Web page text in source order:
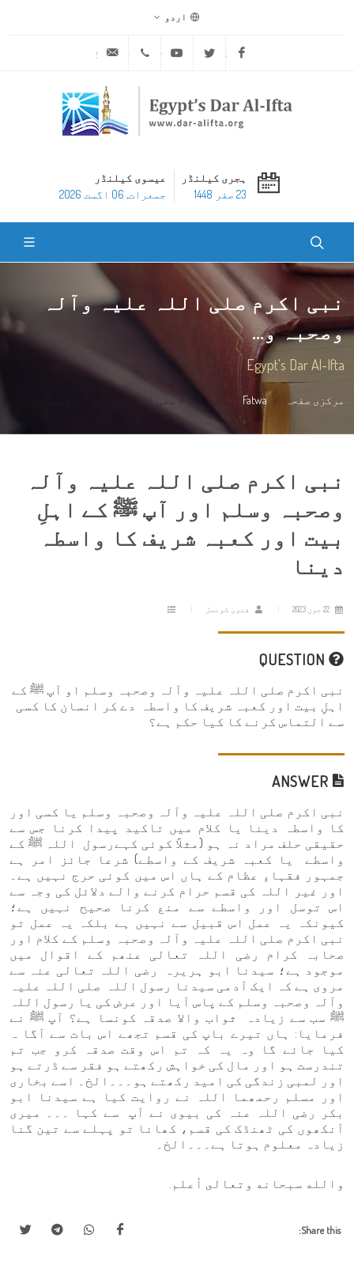
اردو
Facebook
Twitter
Youtube
ہجری کیلنڈر
23 صفر 1448
عیسوی کیلنڈر
جمعرات, 06 اگست 2026
نبی اکرم صلی اللہ علیہ وآلہ
وصحبہ و...
Egypt's Dar Al-Ifta
مرکزی صفحہ Fatwa نبی اکرم صلی اللہ علیہ وآلہ وصحبہ و...
نبی اکرم صلی اللہ علیہ وآلہ
وصحبہ وسلم اور آپ ﷺ کے اہلِ
بیت اور کعبہ شریف کا واسطہ
دینا
فتویٰ کونسل
نبی اکرم صلی اللہ علیہ وآلہ وصحبہ وسلم او آپ ﷺ کے
اہلِ بیت اور کعبہ شریف کا واسطہ دے کر انسان کا کسی
سے التماس کرنے کا کیا حکم ہے؟
نبی اکرم صلی اللہ علیہ وآلہ وصحبہ وسلم یا کسی اور
کا واسطہ دینا یا کلام میں تاکید پیدا کرنا جس سے
حقیقی حلف مراد نہ ہو (مثلاً کوئی کہےرسول اللہ ﷺ کے
واسطے یا کعبہ شریف کے واسطے) شرعا جائز امر ہے
جمہور فقہاءِ عظام کے ہاں اس میں کوئی حرج نہیں ہے۔
اور غیر اللہ کی قسم حرام کرنے والے دلائل کی وجہ سے
اس توسل اور واسطے سے منع کرنا صحیح نہیں ہے؛
کیونکہ یہ عمل اس قبیل سے نہیں ہے بلکہ یہ عمل تو
نبی اکرم صلی اللہ علیہ وآلہ وصحبہ وسلم کے کلام اور
صحابہ کرام رضی اللہ تعالی عنھم کے اقوال میں
موجود ہے؛ سیدنا ابو ہریرہ رضی اللہ تعالی عنہ سے
مروی ہے کہ ایک آدمی سیدنا رسول اللہ صلی اللہ علیہ
وآلہ وصحبہ وسلم کے پاس آیا اور عرض کی یا رسول اللہ
ﷺ سب سے زیادہ ثواب والا صدقہ کونسا ہے؟ آپ ﷺ نے
فرمایا: ہاں تیرے باپ کی قسم تجھے اس بات سے آگا ہ
کیا جائے گا وہ یہ کہ تم اس وقت صدقہ کرو جب تم
تندرست ہو اور مال کی خواہش رکھتے ہو فقر سے ڈرتے ہو
اور لمبی زندگی کی امید رکھتے ہو۔۔۔الخ۔ اسے بخاری
اور مسلم رحمھما اللہ نے روایت کیا ہے سیدنا ابو
بکر رضی اللہ عنہ کی بیوی نے آپ سے کہا ۔۔۔ میری
آنکھوں کی ٹھنڈک کی قسم، کھانا تو پہلے سے تین گنا
زیادہ معلوم ہوتا ہے۔۔۔الخ۔
والله سبحانه وتعالى أعلم.
Share this: